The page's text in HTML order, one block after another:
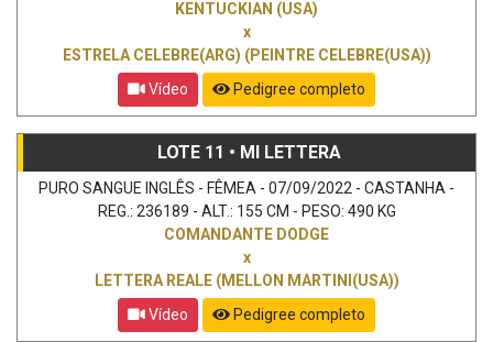
KENTUCKIAN (USA)
x
ESTRELA CELEBRE(ARG) (PEINTRE CELEBRE(USA))
Vídeo
Pedigree completo
LOTE 11 • MI LETTERA
PURO SANGUE INGLÊS - FÊMEA - 07/09/2022 - CASTANHA -
REG.: 236189 - ALT.: 155 CM - PESO: 490 KG
COMANDANTE DODGE
x
LETTERA REALE (MELLON MARTINI(USA))
Vídeo
Pedigree completo